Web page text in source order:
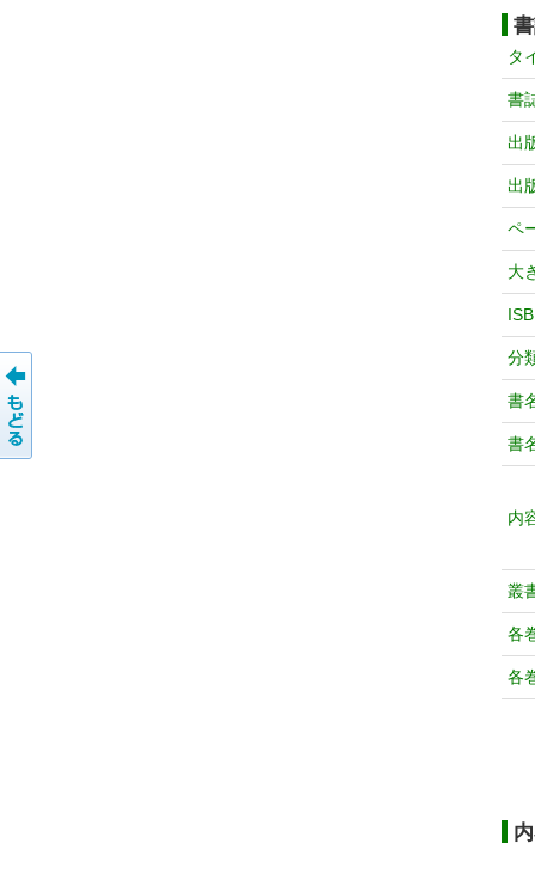
タ
書
出
出
ペ
大
分
書
書
内
叢
各
各